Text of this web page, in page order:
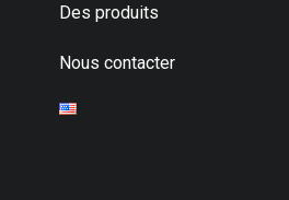
Des produits
Nous contacter